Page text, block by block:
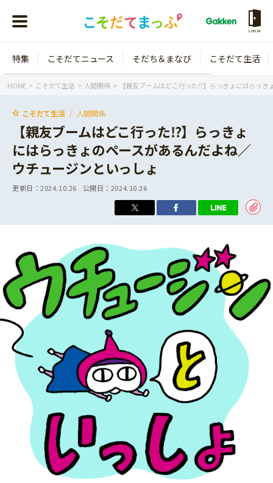
LOGIN
年齢から探す
3歳
年中
年長
小学1年生
小学2年生
小学3年生
小学4年生
小学5年生
小学6年生
イベント
ニュース
そだち＆まなび
ワーク・ドリル
幼稚園・保育園
科学・プログラミング
教育・学習
絵本・読み聞かせ
自由研究・工作
読書感想文
本・読書
こそだて生活
住まい
ファッション・美容
行事・イベント
トラブル
親子でいっしょに
人間関係
おでかけ
家族
こそだてマンガ
特集 こそだてニュース そだち＆まなび こそだて生活
HOME こそだて生活 人間関係 【親友ブームはどこ行った⁉】らっきょにはらっ
こそだて生活 人間関係
【親友ブームはどこ行った⁉】らっきょ
にはらっきょのペースがあるんだよね／
ウチュージンといっしょ
更新日：2024.10.26 公開日： 2024.10.26